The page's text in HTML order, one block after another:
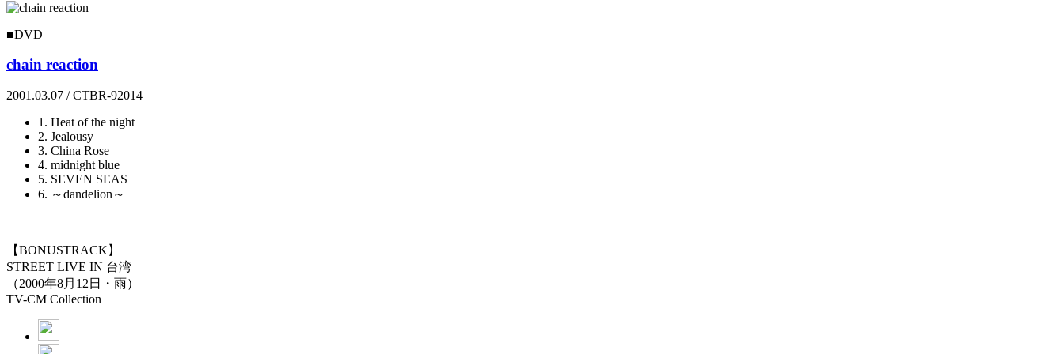
■DVD
chain reaction
2001.03.07 / CTBR-92014
1. Heat of the night
2. Jealousy
3. China Rose
4. midnight blue
5. SEVEN SEAS
6. ～dandelion～
【BONUSTRACK】
STREET LIVE IN 台湾
（2000年8月12日・雨）
TV-CM Collection